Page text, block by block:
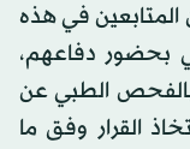
فقط من بين المتابعين في هذه
بحضور دفاعهم،
بالفحص الطبي عن
القرار وفق ما